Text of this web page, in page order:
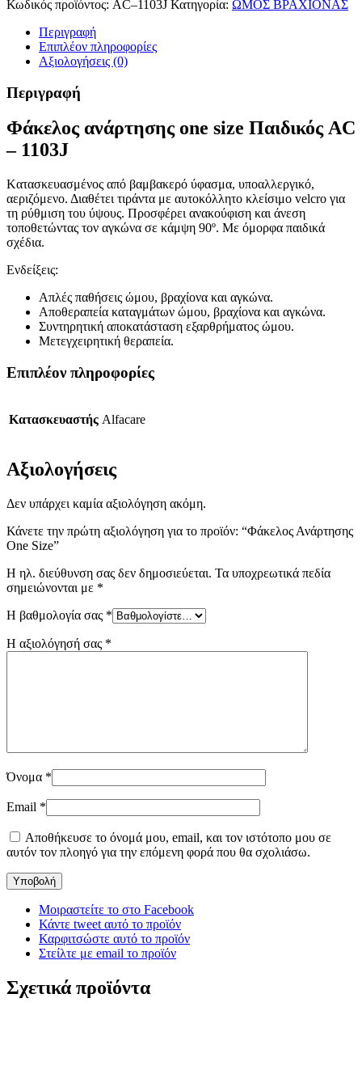
Κωδικός προϊόντος: AC–1103J Κατηγορία: ΩΜΟΣ ΒΡΑΧΙΟΝΑΣ
Περιγραφή
Επιπλέον πληροφορίες
Αξιολογήσεις (0)
Περιγραφή
Φάκελος ανάρτησης one size Παιδικός AC
– 1103J
Kατασκευασμένος από βαμβακερό ύφασμα, υποαλλεργικό,
αεριζόμενο. Διαθέτει τιράντα με αυτοκόλλητο κλείσιμο velcro για
τη ρύθμιση του ύψους. Προσφέρει ανακούφιση και άνεση
τοποθετώντας τον αγκώνα σε κάμψη 90º. Με όμορφα παιδικά
σχέδια.
Ενδείξεις:
Απλές παθήσεις ώμου, βραχίονα και αγκώνα.
Αποθεραπεία καταγμάτων ώμου, βραχίονα και αγκώνα.
Συντηρητική αποκατάσταση εξαρθρήματος ώμου.
Μετεγχειρητική θεραπεία.
Επιπλέον πληροφορίες
Κατασκευαστής Alfacare
Αξιολογήσεις
Δεν υπάρχει καμία αξιολόγηση ακόμη.
Κάνετε την πρώτη αξιολόγηση για το προϊόν: “Φάκελος Ανάρτησης
One Size”
Η ηλ. διεύθυνση σας δεν δημοσιεύεται. Τα υποχρεωτικά πεδία
σημειώνονται με *
Η βαθμολογία σας *
Η αξιολόγησή σας *
Όνομα *
Email *
Αποθήκευσε το όνομά μου, email, και τον ιστότοπο μου σε
αυτόν τον πλοηγό για την επόμενη φορά που θα σχολιάσω.
Μοιραστείτε το στο Facebook
Κάντε tweet αυτό το προϊόν
Καρφιτσώστε αυτό το προϊόν
Στείλτε με email το προϊόν
Σχετικά προϊόντα